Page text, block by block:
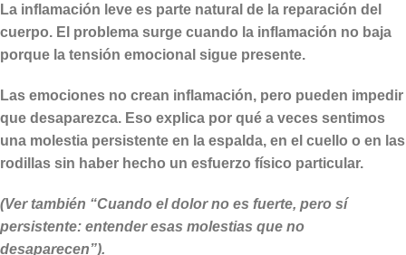
La inflamación leve es parte natural de la reparación del
cuerpo. El problema surge cuando la inflamación no baja
porque la tensión emocional sigue presente.
Las emociones no crean inflamación, pero pueden impedir
que desaparezca. Eso explica por qué a veces sentimos
una molestia persistente en la espalda, en el cuello o en las
rodillas sin haber hecho un esfuerzo físico particular.
(Ver también “Cuando el dolor no es fuerte, pero sí
persistente: entender esas molestias que no
desaparecen”).